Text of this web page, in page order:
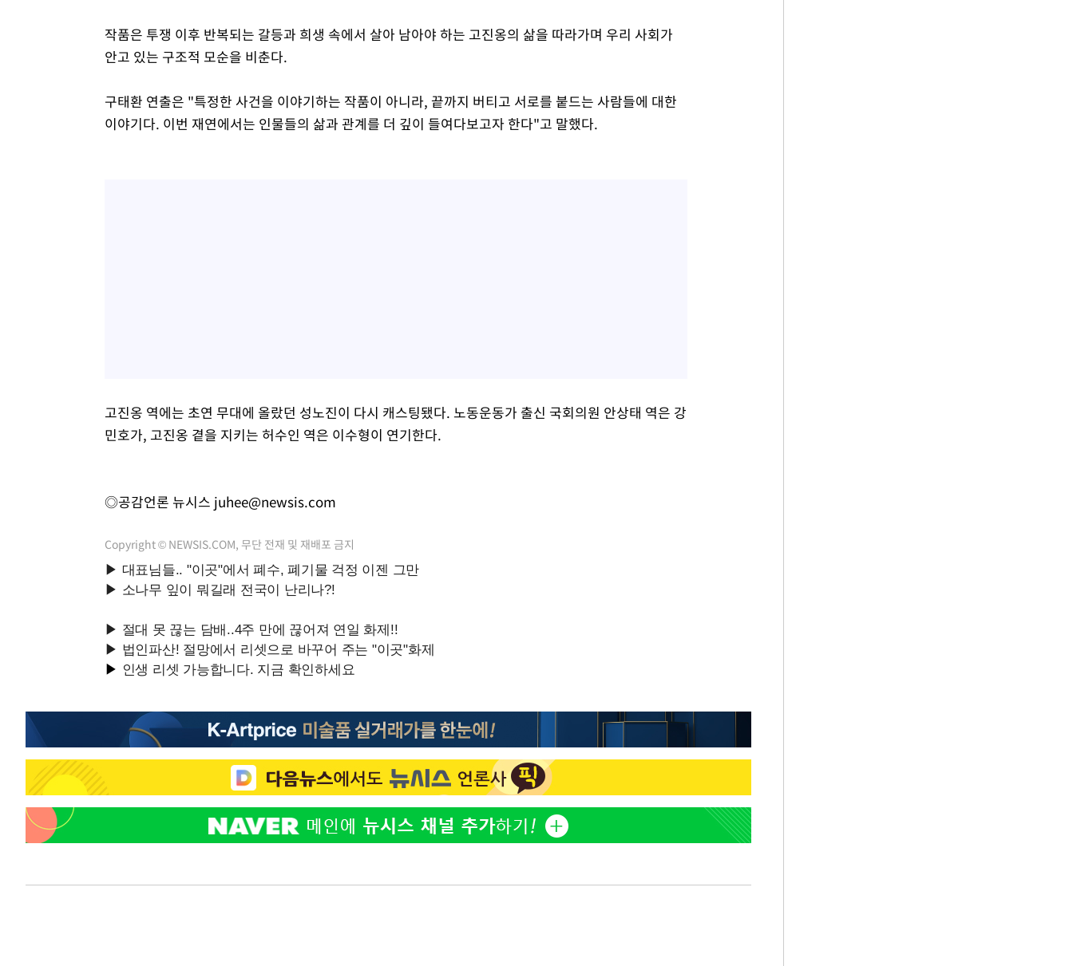
작품은 투쟁 이후 반복되는 갈등과 희생 속에서 살아 남아야 하는 고진옹의 삶을 따라가며 우리 사회가
안고 있는 구조적 모순을 비춘다.
구태환 연출은 "특정한 사건을 이야기하는 작품이 아니라, 끝까지 버티고 서로를 붙드는 사람들에 대한
이야기다. 이번 재연에서는 인물들의 삶과 관계를 더 깊이 들여다보고자 한다"고 말했다.
고진옹 역에는 초연 무대에 올랐던 성노진이 다시 캐스팅됐다. 노동운동가 출신 국회의원 안상태 역은 강
민호가, 고진옹 곁을 지키는 허수인 역은 이수형이 연기한다.
◎공감언론 뉴시스 juhee@newsis.com
Copyright © NEWSIS.COM, 무단 전재 및 재배포 금지